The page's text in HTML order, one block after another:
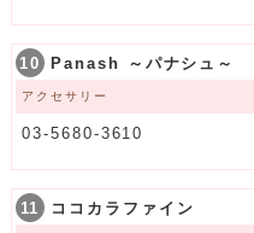
10 Panash ～パナシュ～
アクセサリー
03-5680-3610
11 ココカラファイン